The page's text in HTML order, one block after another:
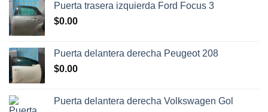
Puerta trasera izquierda Ford Focus 3
$0.00
Puerta delantera derecha Peugeot 208
$0.00
Puerta delantera derecha Volkswagen Gol